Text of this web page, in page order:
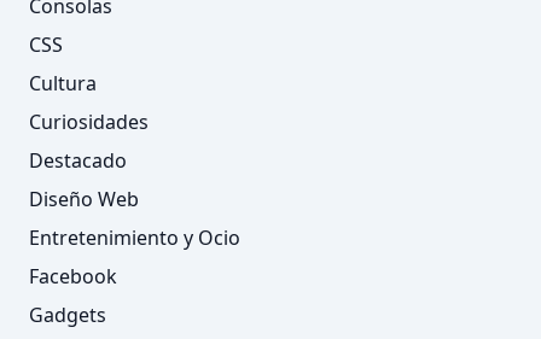
Consolas
CSS
Cultura
Curiosidades
Destacado
Diseño Web
Entretenimiento y Ocio
Facebook
Gadgets